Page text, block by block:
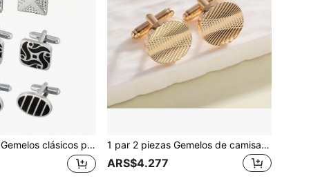
Gemelos clásicos para hombres, gemelos de disco cuadrado rectangular a rayas plateadas para camisas, trajes, joyería o accesorios de hombre para boda, novio, negocios, regalo elegante 1 par 2 piezas Gemelos de camisa de aleación de zinc con tono dorado, gemelos formales a rayas adecuados para todas las estaciones, regalo para hombres, amigos, escuela, elegante, casual, de negocios, regalo de temporada de boda para el novio y padrinos de boda
ARS$4.277